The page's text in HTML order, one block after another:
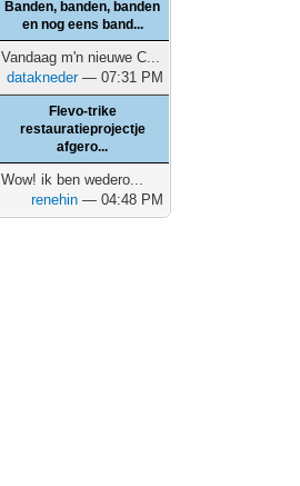
Banden, banden, banden
en nog eens band...
Vandaag m'n nieuwe C...
datakneder— 07:31 PM
Flevo-trike
restauratieprojectje
afgero...
Wow! ik ben wedero...
renehin — 04:48 PM